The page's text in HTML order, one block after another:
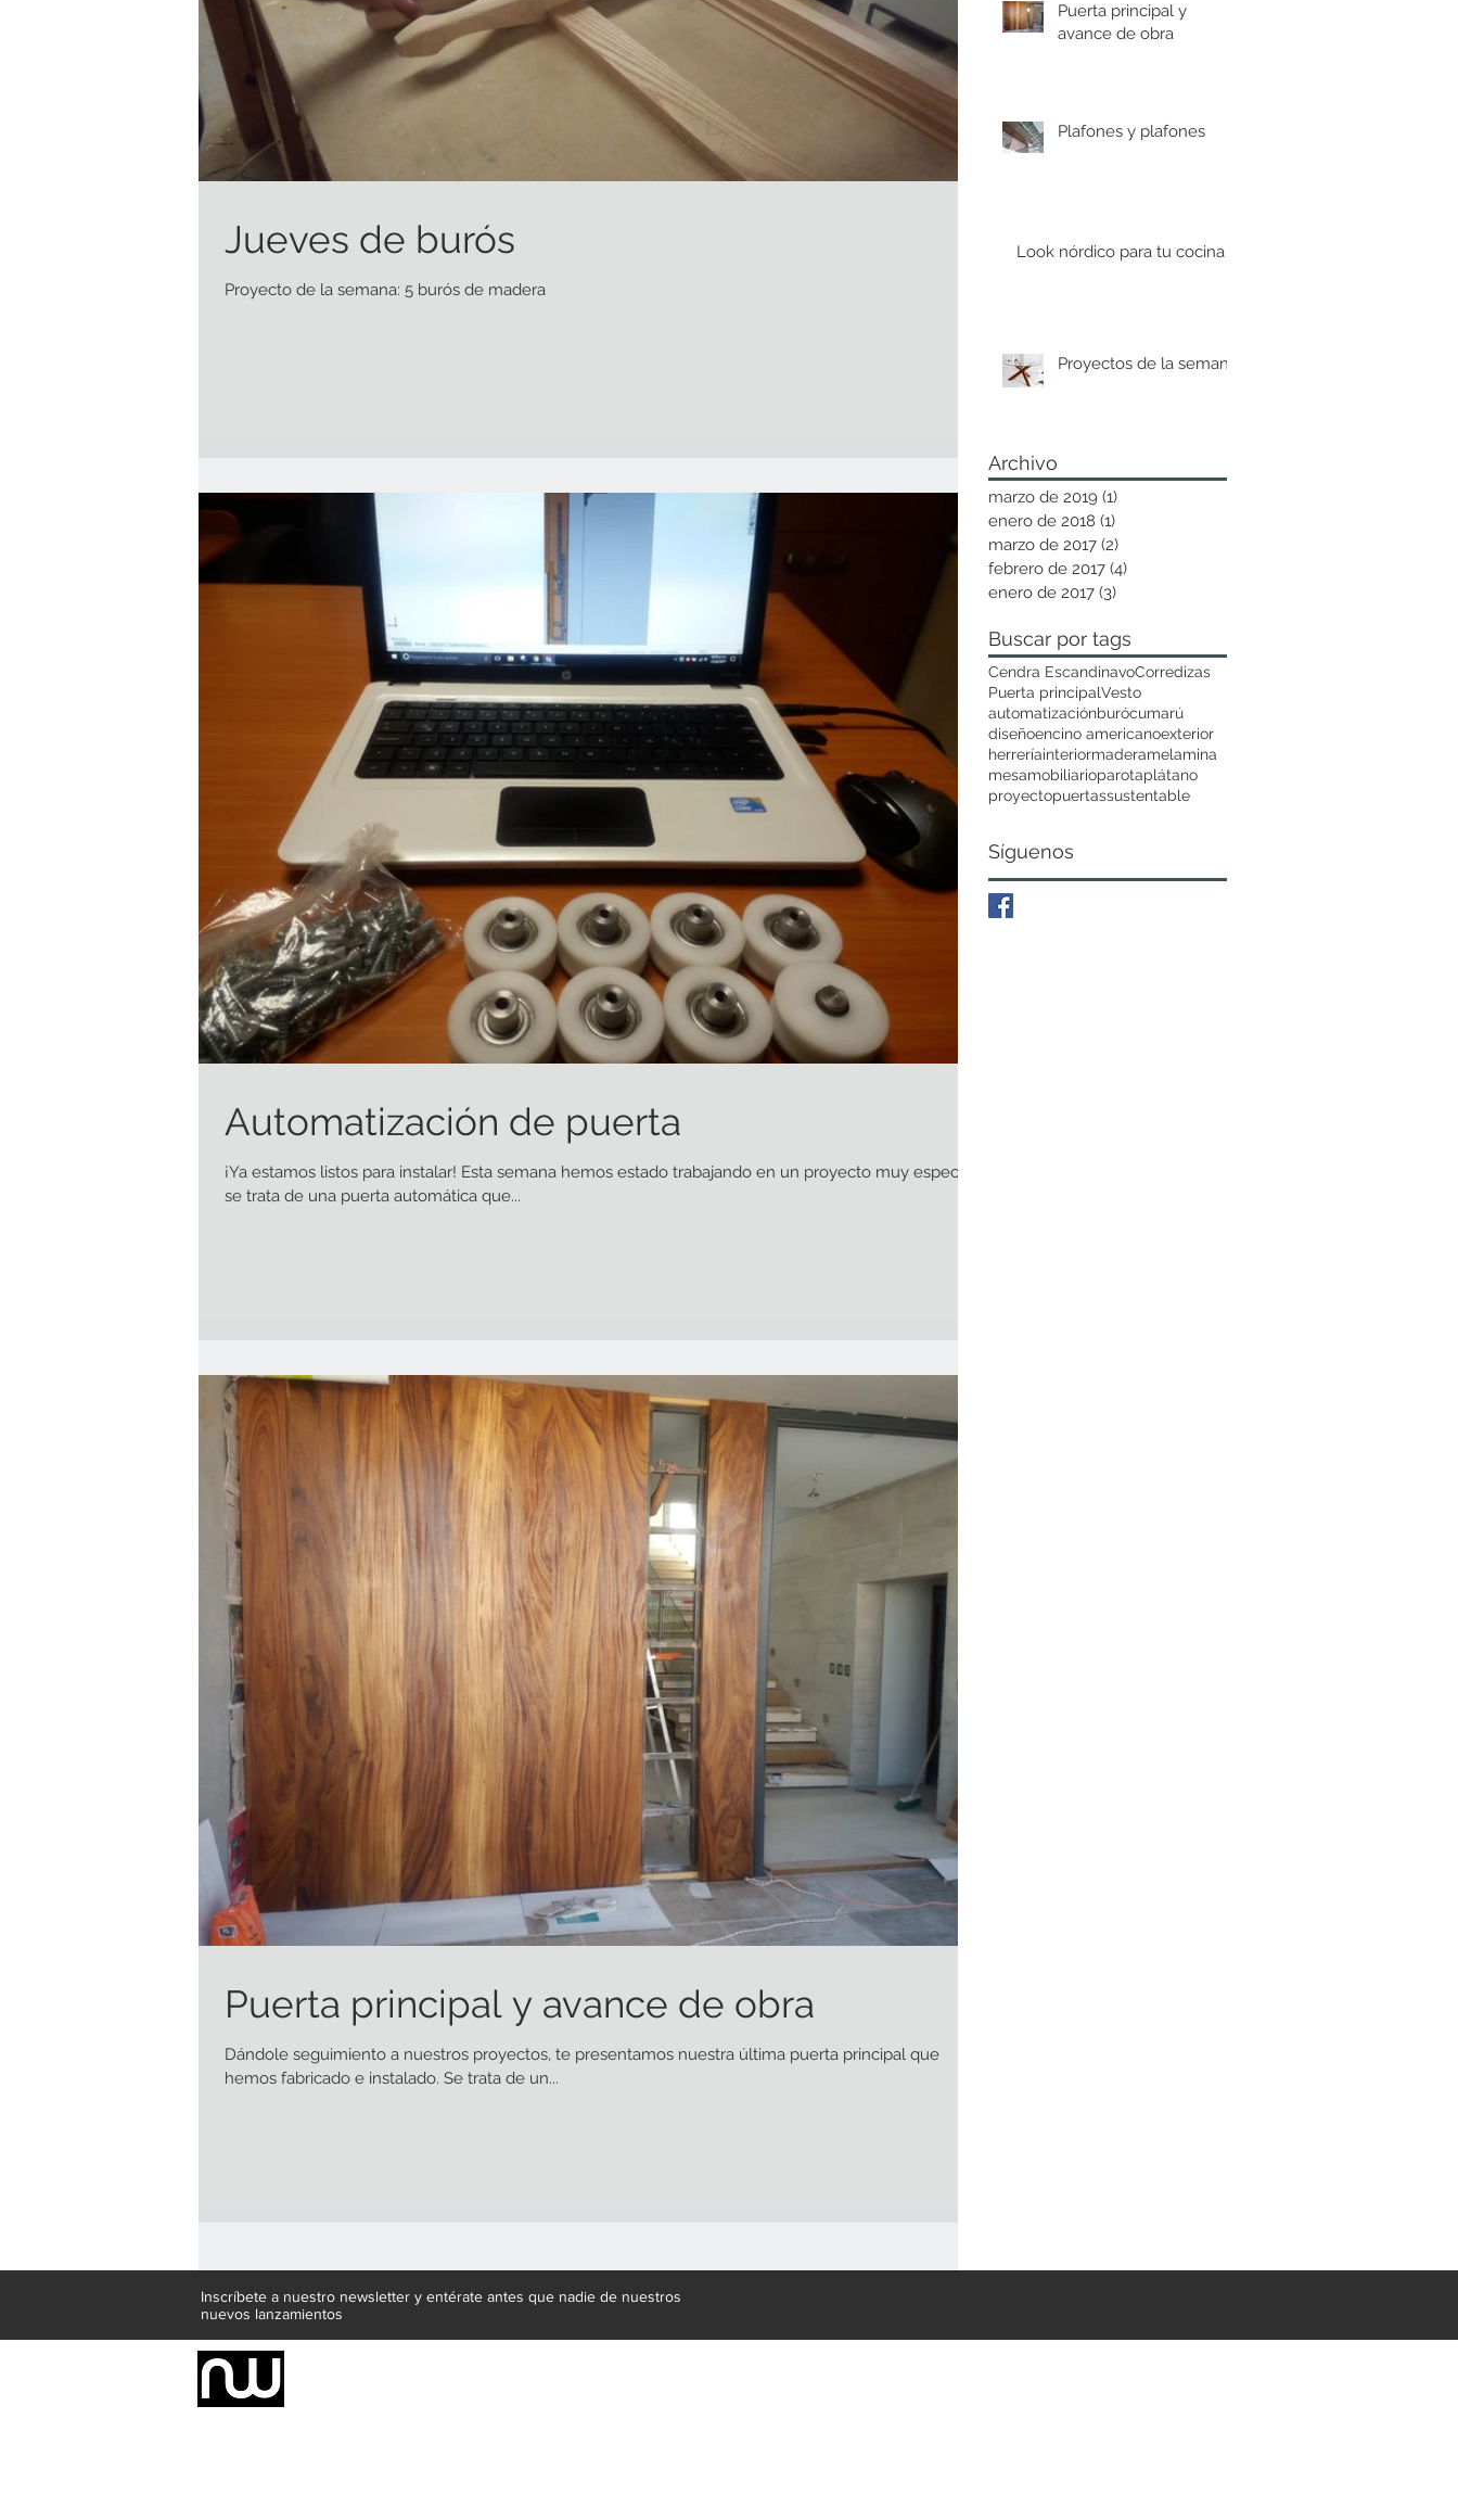
Jueves de burós
Proyecto de la semana: 5 burós de madera
Automatización de puerta
¡Ya estamos listos para instalar! Esta semana hemos estado trabajando en un proyecto muy especial,
se trata de una puerta automática que...
Puerta principal y avance de obra
Dándole seguimiento a nuestros proyectos, te presentamos nuestra última puerta principal que
hemos fabricado e instalado. Se trata de un...
Puerta principal y
avance de obra
Plafones y plafones
Look nórdico para tu cocina
Proyectos de la semana
Archivo
marzo de 2019 (1)
enero de 2018 (1)
marzo de 2017 (2)
febrero de 2017 (4)
enero de 2017 (3)
Buscar por tags
Cendra EscandinavoCorredizas
Puerta principalVesto
automatizaciónburócumarú
diseñoencino americanoexterior
herreríainteriormaderamelamina
mesamobiliarioparotaplátano
proyectopuertassustentable
Síguenos
Inscríbete a nuestro newsletter y entérate antes que nadie de nuestros
nuevos lanzamientos